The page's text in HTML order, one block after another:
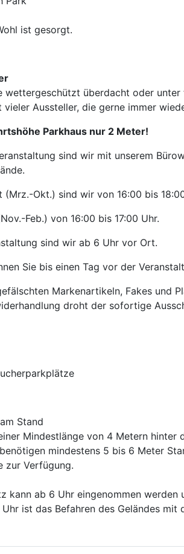
ist gesorgt.
wettergeschützt überdacht oder
vieler Aussteller, die gerne immer
Parkhaus nur 2 Meter!
sind wir mit unserem
(Mrz.-Okt.) sind wir von 16:00 bis
Feb.) von 16:00 bis 17:00 Uhr.
sind wir ab 6 Uhr vor Ort.
Sie bis einen Tag vor der
Markenartikeln, Fakes und
droht der sofortige
Stand
Mindestlänge von 4 Metern hinter
mindestens 5 bis 6 Meter
zur Verfügung.
kann ab 6 Uhr eingenommen
ist das Befahren des Geländes mit